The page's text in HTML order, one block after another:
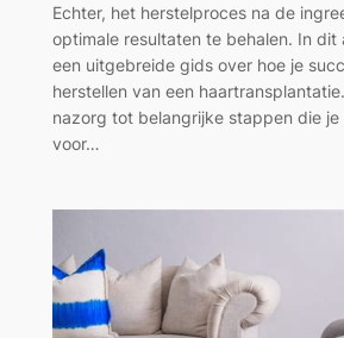
Echter, het herstelproces na de
optimale resultaten te behalen. In dit
een uitgebreide gids over hoe je
herstellen van een
nazorg tot belangrijke stappen die je
voor…